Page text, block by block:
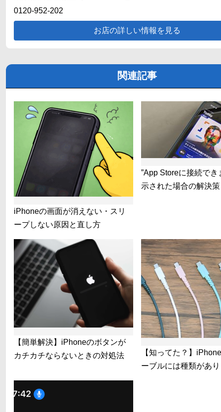
0120-952-202
お店の詳しい情報を見る
関連記事
iPhoneの画面が消えない・スリ
ープしない原因と直し方
”App Storeに接続でき
示された場合の解決策
【簡単解決】iPhoneのボタンが
カチカチならないときの対処法
【知ってた？】
ーブルには種類があ